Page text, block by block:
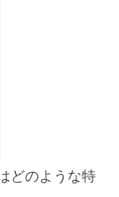
どのような特